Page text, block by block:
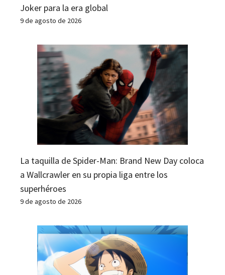
Joker para la era global
9 de agosto de 2026
La taquilla de Spider-Man: Brand New Day coloca
a Wallcrawler en su propia liga entre los
superhéroes
9 de agosto de 2026